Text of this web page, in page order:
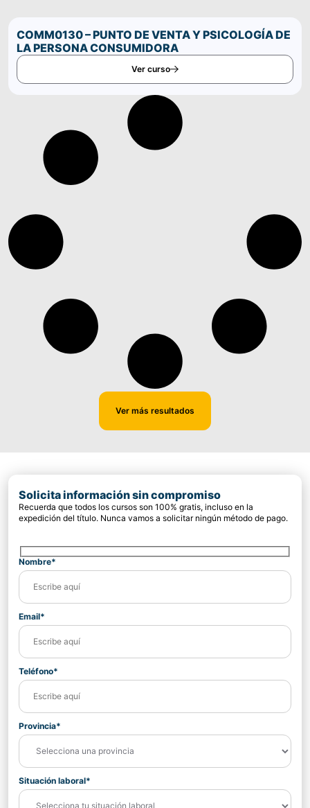
COMM0130 – PUNTO DE VENTA Y PSICOLOGÍA DE
LA PERSONA CONSUMIDORA
Ver curso
Ver más resultados
Solicita información sin compromiso
Recuerda que todos los cursos son 100% gratis, incluso en la
expedición del título. Nunca vamos a solicitar ningún método de pago.
Nombre*
Email*
Teléfono*
Provincia*
Situación laboral*